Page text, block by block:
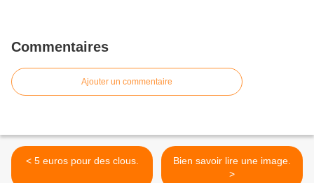
Commentaires
Ajouter un commentaire
< 5 euros pour des clous.
Bien savoir lire une image.
>